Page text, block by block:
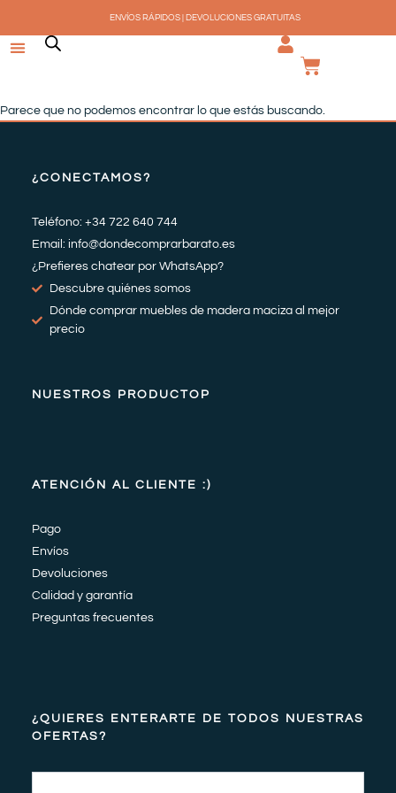
contenido
ENVÍOS RÁPIDOS | DEVOLUCIONES GRATUITAS
Parece que no podemos encontrar lo que estás buscando.
¿CONECTAMOS?
Teléfono: +34 722 640 744
Email: info@dondecomprarbarato.es
¿Prefieres chatear por WhatsApp?
Descubre quiénes somos
Dónde comprar muebles de madera maciza al mejor
precio
NUESTROS PRODUCTOP
ATENCIÓN AL CLIENTE :)
Pago
Envíos
Devoluciones
Calidad y garantía
Preguntas frecuentes
¿QUIERES ENTERARTE DE TODOS NUESTRAS
OFERTAS?